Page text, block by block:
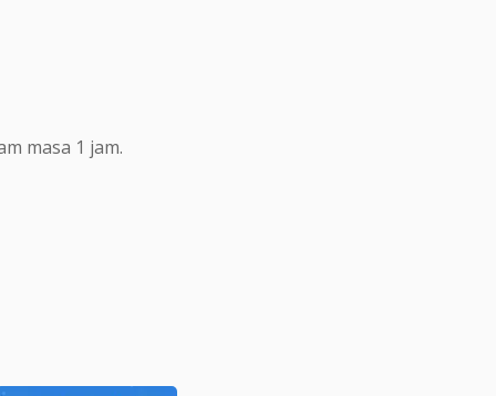
masa 1 jam.